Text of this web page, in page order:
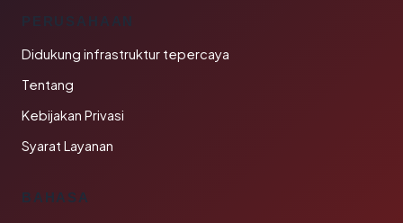
PERUSAHAAN
Didukung infrastruktur tepercaya
Tentang
Kebijakan Privasi
Syarat Layanan
BAHASA